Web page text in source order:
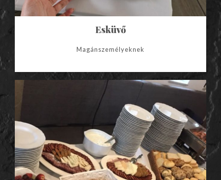
Esküvő
Magánszemélyeknek